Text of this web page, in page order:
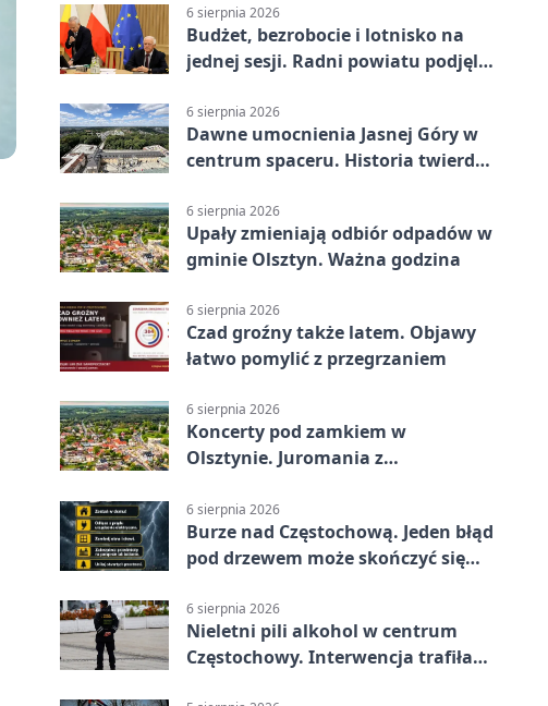
meczu III rundy eliminacji
6 sierpnia 2026
Budżet, bezrobocie i lotnisko na
jednej sesji. Radni powiatu podjęli
6 sierpnia 2026
Dawne umocnienia Jasnej Góry w
centrum spaceru. Historia twierdzy
6 sierpnia 2026
Upały zmieniają odbiór odpadów w
gminie Olsztyn. Ważna godzina
6 sierpnia 2026
Czad groźny także latem. Objawy
łatwo pomylić z przegrzaniem
6 sierpnia 2026
Koncerty pod zamkiem w
Olsztynie. Juromania z
6 sierpnia 2026
Burze nad Częstochową. Jeden błąd
pod drzewem może skończyć się
6 sierpnia 2026
Nieletni pili alkohol w centrum
Częstochowy. Interwencja trafiła